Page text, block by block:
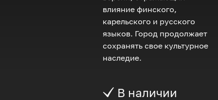
влияние финского,
карельского и русского
языков. Город продолжает
сохранять свое культурное
наследие.
В наличии